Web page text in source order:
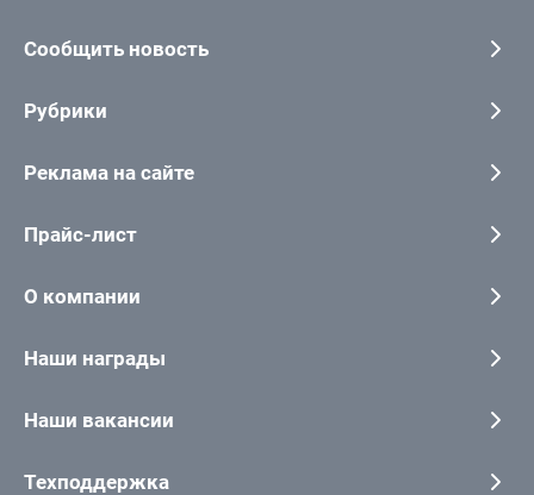
Сообщить новость
Рубрики
Реклама на сайте
Прайс-лист
О компании
Наши награды
Наши вакансии
Техподдержка